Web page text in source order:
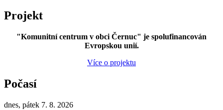
Projekt
"Komunitní centrum v obci Černuc" je spolufinancován
Evropskou unií.
Více o projektu
Počasí
dnes, pátek 7. 8. 2026